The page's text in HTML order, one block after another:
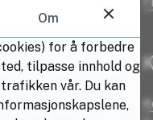
Om
for å forbedre
tilpasse innhold og
vår. Du kan